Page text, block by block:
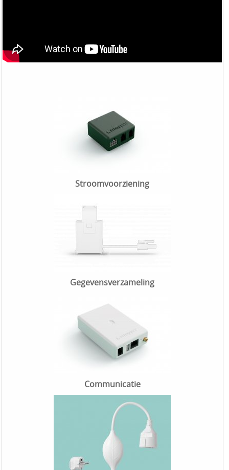
Stroomvoorziening
Gegevensverzameling
Communicatie